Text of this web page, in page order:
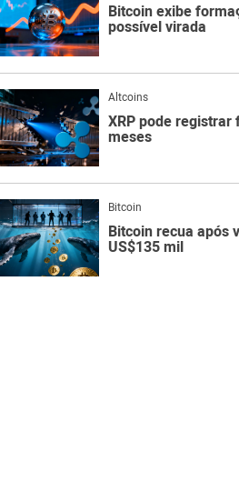
Bitcoin exibe
possível virada
Altcoins
XRP pode
meses
Bitcoin
Bitcoin recua após
US$135 mil